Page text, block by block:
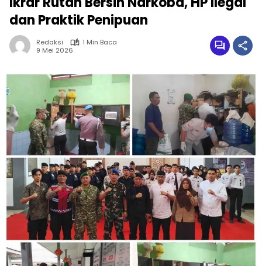
dan Praktik Penipuan
Redaksi
1 Min Baca
9 Mei 2026